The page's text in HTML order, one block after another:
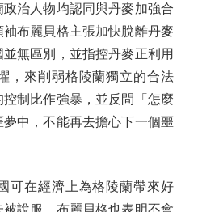
治人物均認同與丹麥加強合
布麗貝格主張加快脫離丹麥
無區別，並指控丹麥正利用
，來削弱格陵蘭獨立的合法
制比作強暴，並反問「怎麼
中，不能再去擔心下一個噩
在經濟上為格陵蘭帶來好
說服，布麗貝格也表明不會